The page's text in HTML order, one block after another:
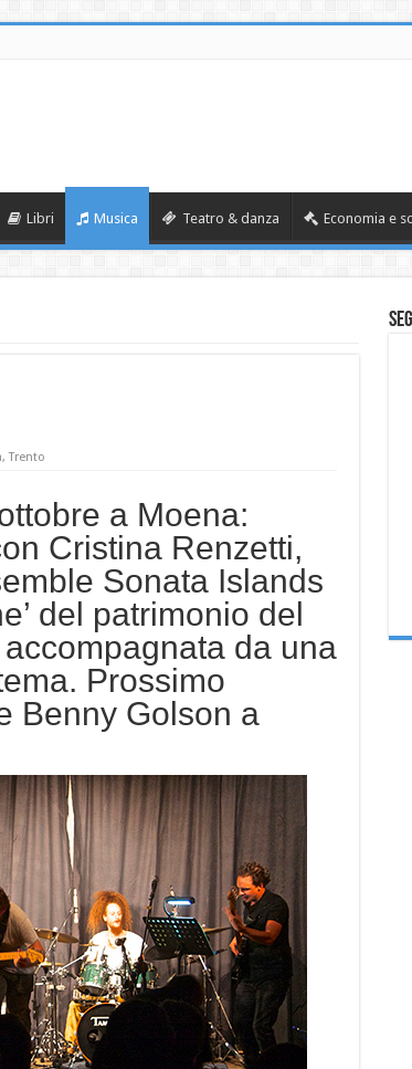
Libri Musica Teatro & danza Economia e
,Trento
a Moena:
Cristina Renzetti,
Sonata Islands
del patrimonio del
da una
Prossimo
Benny Golson a